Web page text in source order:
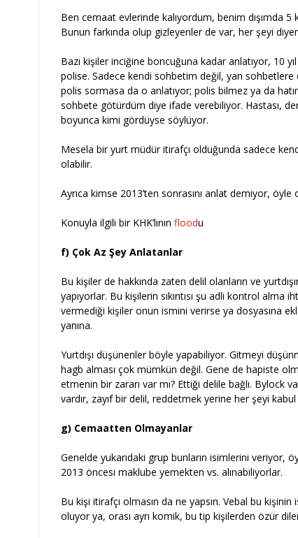
Ben cemaat evlerinde kalıyordum, benim dışımda
Bunun farkında olup gizleyenler de var, her şeyi
Bazı kişiler inciğine boncuğuna kadar anlatıyor, 10
polise. Sadece kendi sohbetim değil, yan
polis sormasa da o anlatıyor; polis bilmez ya da
sohbete götürdüm diye ifade verebiliyor. Hastası,
boyunca kimi gördüyse söylüyor.
Mesela bir yurt müdür itirafçı olduğunda sadece
olabilir.
Ayrıca kimse 2013’ten sonrasını anlat demiyor,
Konuyla ilgili bir KHK’lının floodu
f) Çok Az Şey Anlatanlar
Bu kişiler de hakkında zaten delil olanların ve
yapıyorlar. Bu kişilerin sıkıntısı şu adli kontrol
vermediği kişiler onun ismini verirse ya dosyasına
yanına.
Yurtdışı düşünenler böyle yapabiliyor. Gitmeyi
hagb alması çok mümkün değil. Gene de hapiste
etmenin bir zararı var mı? Ettiği delile bağlı. Bylock
vardır, zayıf bir delil, reddetmek yerine her şeyi
g) Cemaatten Olmayanlar
Genelde yukarıdaki grup bunların isimlerini veriyor,
2013 öncesi maklube yemekten vs. alınabiliyorlar.
Bu kişi itirafçı olmasın da ne yapsın. Vebal bu
oluyor ya, orası ayrı komik, bu tip kişilerden özür